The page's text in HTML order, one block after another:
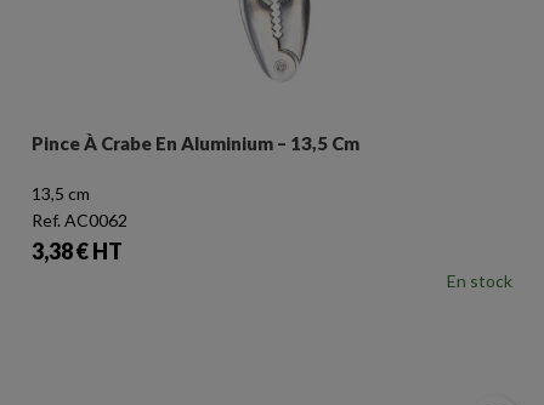
Pince À Crabe En Aluminium – 13,5 Cm
13,5 cm
Ref. AC0062
Prix
3,38 € HT
En stock